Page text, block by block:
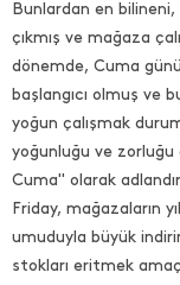
Bunlardan en
çıkmış ve mağaza
dönemde, Cuma
başlangıcı olmuş ve
yoğun çalışmak
yoğunluğu ve zorluğu
Cuma" olarak
Friday, mağazaların
umuduyla büyük
stokları eritmek